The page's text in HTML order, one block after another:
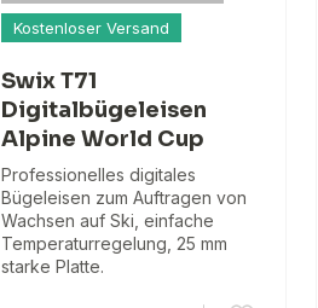
Kostenloser Versand
Swix T71
Digitalbügeleisen
Alpine World Cup
Professionelles digitales
Bügeleisen zum Auftragen von
Wachsen auf Ski, einfache
Temperaturregelung, 25 mm
starke Platte.